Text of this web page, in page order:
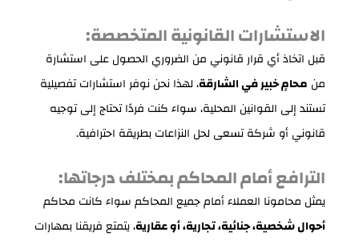
الاستشارات القانونية المتخصصة:
قبل اتخاذ أي قرار قانوني من الضروري الحصول على استشارة
من محامٍ خبير في الشارقة، لهذا نحن نوفر استشارات تفصيلية
تستند إلى القوانين المحلية، سواء كنت فردًا تحتاج إلى توجيه
قانوني أو شركة تسعى لحل النزاعات بطريقة احترافية.
الترافع أمام المحاكم بمختلف درجاتها:
يمثل محامونا العملاء أمام جميع المحاكم سواء كانت محاكم
أحوال شخصية، جنائية، تجارية، أو عقارية، يتمتع فريقنا بمهارات